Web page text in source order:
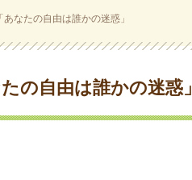
なたの自由は誰かの迷惑」
の自由は誰かの迷惑」